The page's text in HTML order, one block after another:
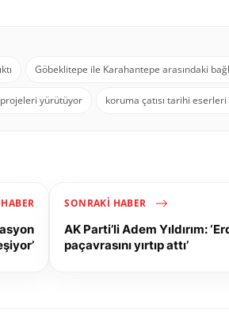
Göbeklitepe ile Karahantepe arasındaki
projeleri yürütüyor koruma çatısı tarihi
SONRAKI HABER
AK Parti’li Adem Yıldırım:
paçavrasını yırtıp attı’